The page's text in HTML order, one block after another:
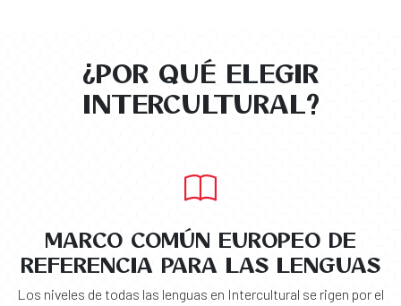
¿POR QUÉ ELEGIR
INTERCULTURAL?
MARCO COMÚN EUROPEO DE
REFERENCIA PARA LAS LENGUAS
Los niveles de todas las lenguas en Intercultural se rigen por el